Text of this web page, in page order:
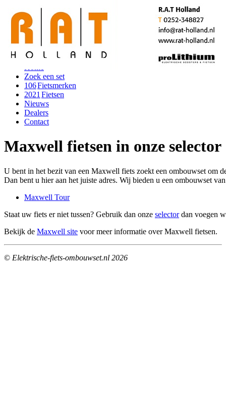
Toggle navigation
Zoek een set
106Fietsmerken
2021 Fietsen
Nieuws
Dealers
Contact
Maxwell fietsen in onze selector
U bent in het bezit van een Maxwell fiets zoekt een ombouwset om
Dan bent u hier aan het juiste adres. Wij bieden u een ombouwset
Maxwell Tour
Staat uw fiets er niet tussen? Gebruik dan onze selectordan voegen
Bekijk de Maxwell site voor meer informatie over Maxwell fietsen.
© Elektrische-fiets-ombouwset.nl 2026